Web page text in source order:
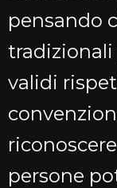
pensando
tradizionali
validi
persone